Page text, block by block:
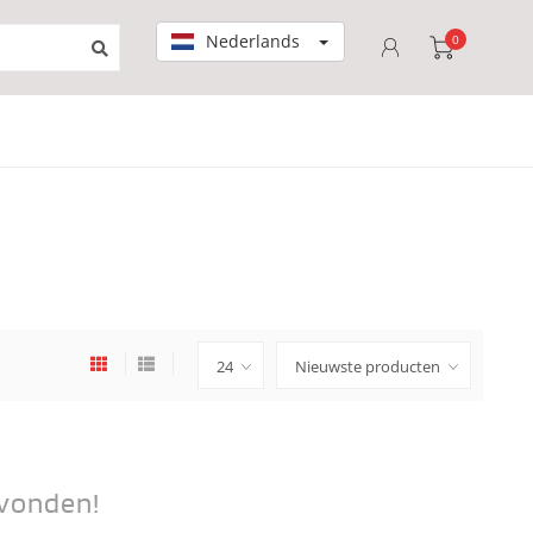
Nederlands 0